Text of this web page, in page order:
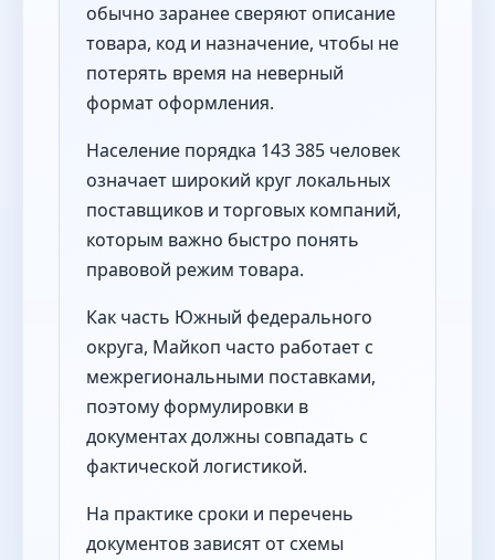
обычно заранее сверяют описание
товара, код и назначение, чтобы не
потерять время на неверный
формат оформления.
Население порядка 143 385 человек
означает широкий круг локальных
поставщиков и торговых компаний,
которым важно быстро понять
правовой режим товара.
Как часть Южный федерального
округа, Майкоп часто работает с
межрегиональными поставками,
поэтому формулировки в
документах должны совпадать с
фактической логистикой.
На практике сроки и перечень
документов зависят от схемы